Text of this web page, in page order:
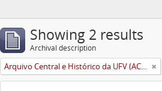
Showing 2 results
Archival description
Arquivo Central e Histórico da UFV (ACH-UFV)